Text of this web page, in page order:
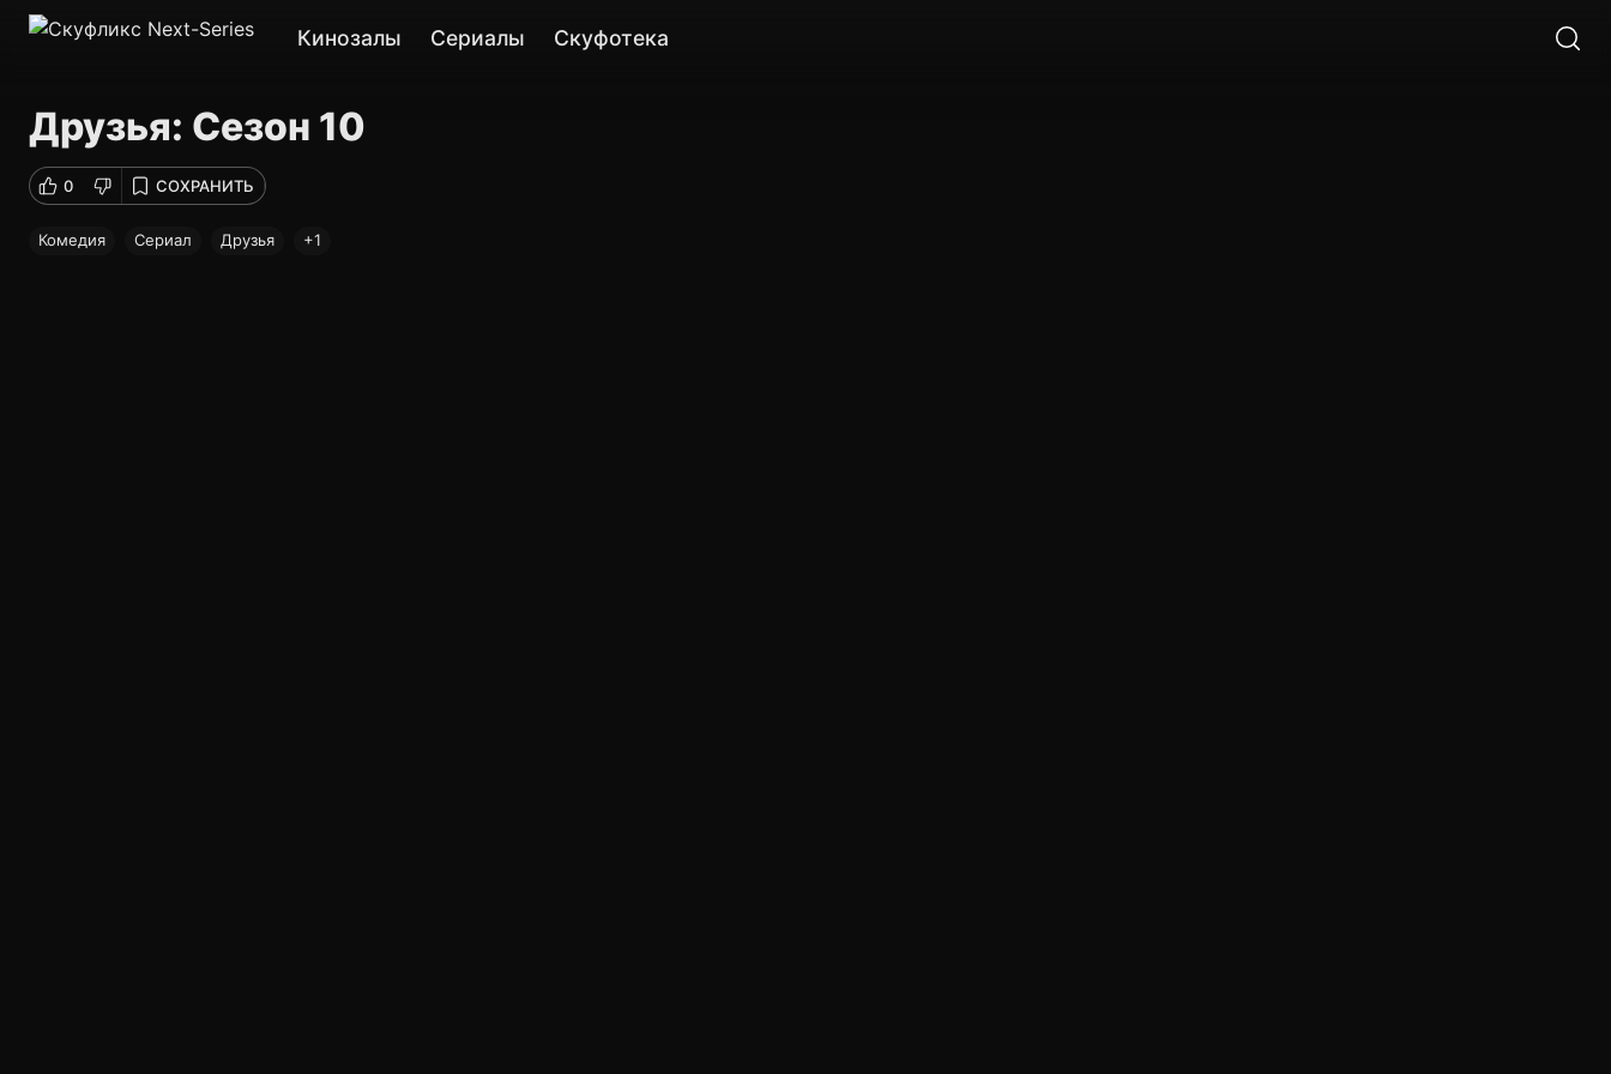
Кинозалы Сериалы Скуфотека
Друзья: Сезон 10
0 СОХРАНИТЬ
Комедия Сериал Друзья +1